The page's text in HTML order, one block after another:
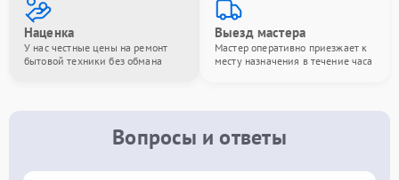
Наценка
У нас честные цены на ремонт
бытовой техники без обмана
Выезд мастера
Мастер оперативно приезжает к
месту назначения в течение часа
Вопросы и ответы